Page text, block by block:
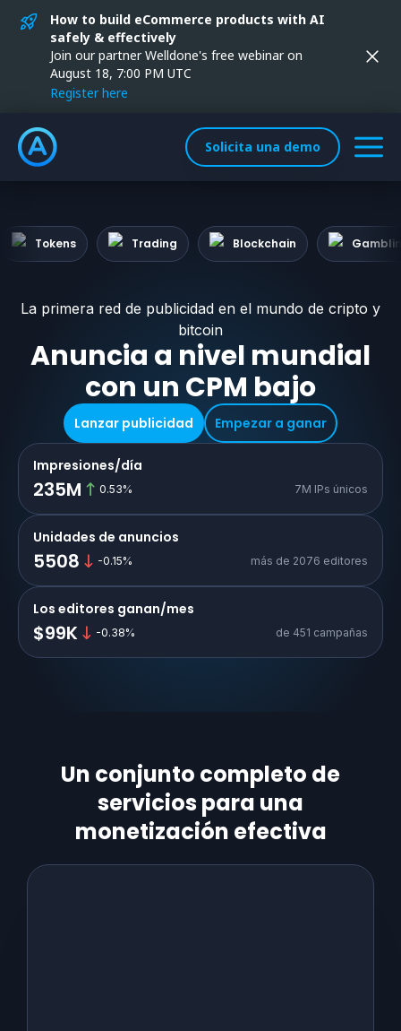
How to build eCommerce products with AI
safely & effectively
Join our partner Welldone's free webinar on
August 18, 7:00 PM UTC
Register here
Solicita una demo
Tokens Trading Blockchain
La primera red de publicidad en el mundo de cripto y
bitcoin
Anuncia a nivel mundial
con un CPM bajo
Lanzar publicidad Empezar a ganar
Impresiones/día
235M 0.53% 7M IPs únicos
Unidades de anuncios
5508 -0.15% más de 2076 editores
Los editores ganan/mes
$99K -0.38% de 451 campañas
Un conjunto completo de
servicios para una
monetización efectiva